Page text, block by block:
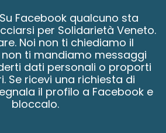
Su Facebook qualcuno sta
per Solidarietà Veneto.
Noi non ti chiediamo il
ti mandiamo messaggi
dati personali o proporti
Se ricevi una richiesta di
il profilo a Facebook e
bloccalo.